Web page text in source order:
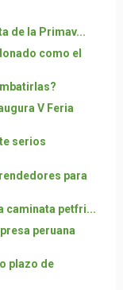
de la Primav...
como el
V Feria
serios
para
caminata petfri...
peruana
plazo de